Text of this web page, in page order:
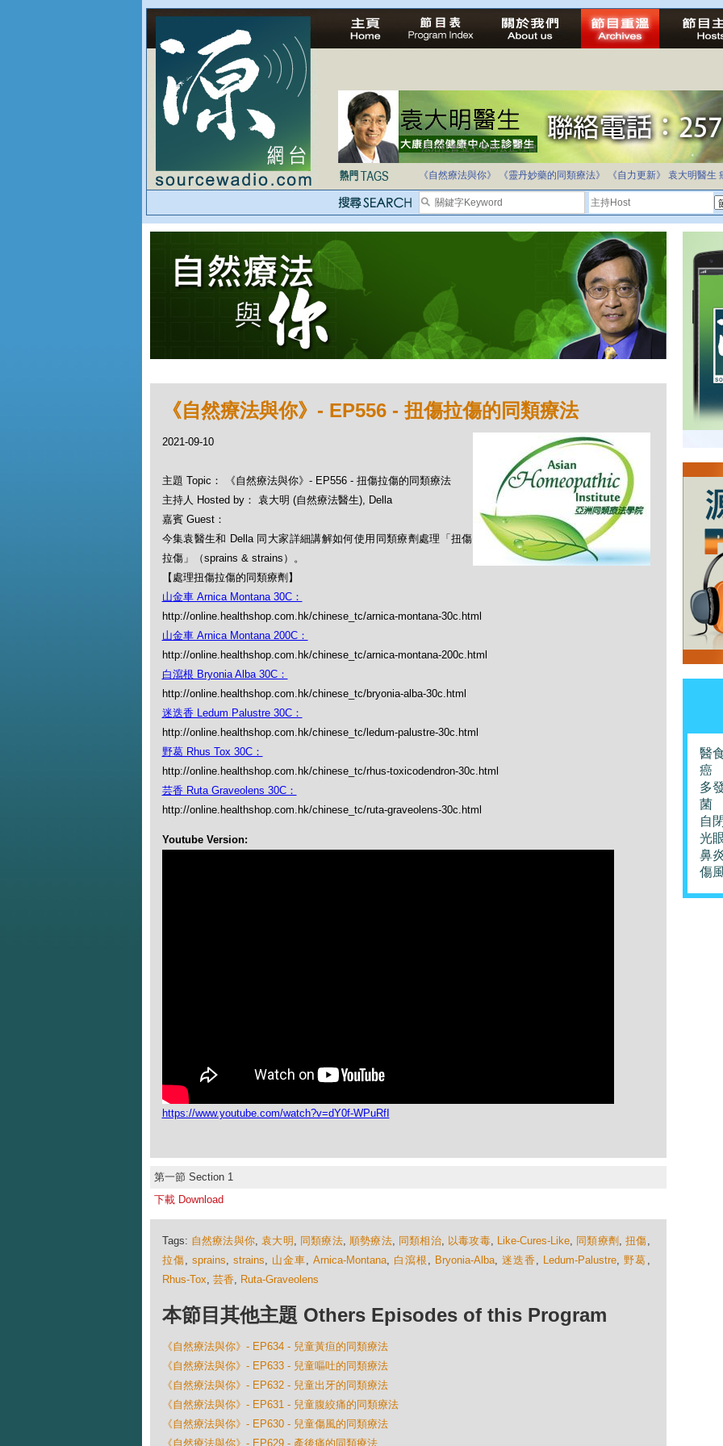
法治社會並不等同公正社會
自家教育合法化-推動多元化教育，全民學卷制
《自然療法與你》
《靈丹妙藥的同類療法》 《自力更新》 袁大明醫生
《自然療法與你》- EP556 - 扭傷拉傷的同類療法
2021-09-10
主題 Topic： 《自然療法與你》- EP556 - 扭傷拉傷的同類療法
主持人 Hosted by： 袁大明 (自然療法醫生), Della
嘉賓 Guest：
今集袁醫生和 Della 同大家詳細講解如何使用同類療劑處理「扭傷
拉傷」（sprains & strains）。
【處理扭傷拉傷的同類療劑】
山金車 Arnica Montana 30C：
http://online.healthshop.com.hk/chinese_tc/arnica-montana-30c.html
山金車 Arnica Montana 200C：
http://online.healthshop.com.hk/chinese_tc/arnica-montana-200c.html
白瀉根 Bryonia Alba 30C：
http://online.healthshop.com.hk/chinese_tc/bryonia-alba-30c.html
迷迭香 Ledum Palustre 30C：
http://online.healthshop.com.hk/chinese_tc/ledum-palustre-30c.html
野葛 Rhus Tox 30C：
http://online.healthshop.com.hk/chinese_tc/rhus-toxicodendron-30c.html
芸香 Ruta Graveolens 30C：
http://online.healthshop.com.hk/chinese_tc/ruta-graveolens-30c.html
Youtube Version:
https://www.youtube.com/watch?v=dY0f-WPuRfI
第一節 Section 1
下載 Download
Tags: 自然療法與你,袁大明 , 同類療法, 順勢療法, 同類相治, 以毒攻毒, Like-Cures-Like, 同類療劑 ,扭傷,
拉傷, sprains, strains, 山金車, Arnica-Montana, 白瀉根 , Bryonia-Alba,迷迭香 , Ledum-Palustre,野葛 ,
Rhus-Tox, 芸香, Ruta-Graveolens
本節目其他主題 Others Episodes of this Program
《自然療法與你》- EP634 - 兒童黃疸的同類療法
《自然療法與你》- EP633 - 兒童嘔吐的同類療法
《自然療法與你》- EP632 - 兒童出牙的同類療法
《自然療法與你》- EP631 - 兒童腹絞痛的同類療法
《自然療法與你》- EP630 - 兒童傷風的同類療法
《自然療法與你》- EP629 - 產後痛的同類療法
醫
癌
多
菌
自
光
鼻
傷